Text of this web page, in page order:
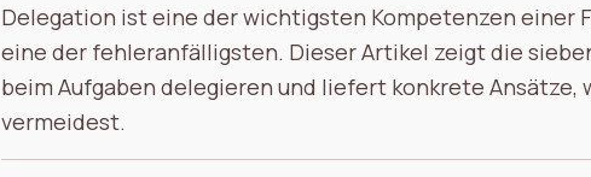
Delegation ist eine der wichtigsten Kompetenzen einer
eine der fehleranfälligsten. Dieser Artikel zeigt die
beim Aufgaben delegieren und liefert konkrete Ansätze,
vermeidest.